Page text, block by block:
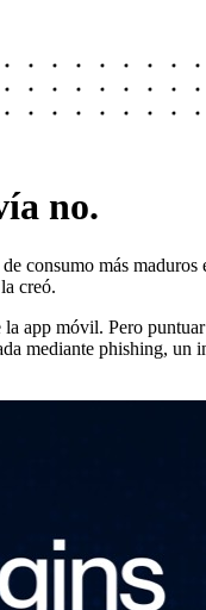
no.
consumo más
creó.
app móvil. Pero
mediante phishing, un